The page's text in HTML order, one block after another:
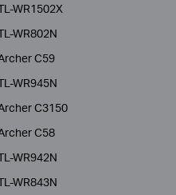
WR1502X
WR802N
C59
WR945N
C3150
C58
WR942N
WR843N